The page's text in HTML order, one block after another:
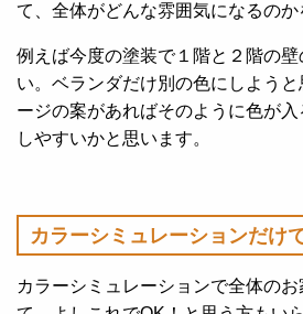
て、全体がどんな雰囲気になるのか
例えば今度の塗装で１階と２階の
い。ベランダだけ別の色にしよう
ージの案があればそのように色が
しやすいかと思います。
カラーシミュレーションだけ
カラーシミュレーションで全体の